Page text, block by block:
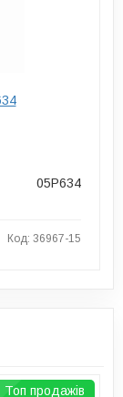
05P634
Код: 36967-15
Топ продажів